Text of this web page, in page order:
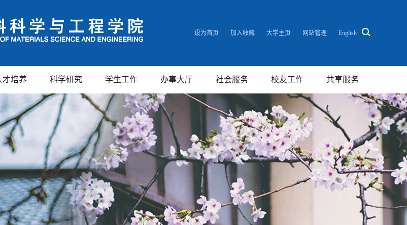
设为首页 加入收藏 大学主页 网站管理 English
才培养 科学研究 学生工作 办事大厅 社会服务 校友工作 共享服务